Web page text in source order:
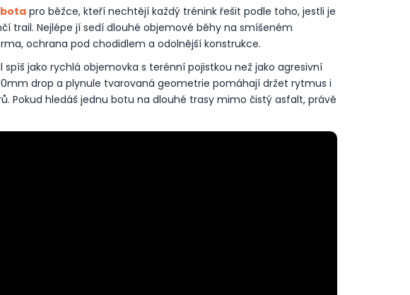
pro běžce, kteří nechtějí každý trénink řešit podle toho, jestli je
trail. Nejlépe jí sedí dlouhé objemové běhy na smíšeném
ochrana pod chodidlem a odolnější konstrukce.
jako rychlá objemovka s terénní pojistkou než jako agresivní
drop a plynule tvarovaná geometrie pomáhají držet rytmus i
Pokud hledáš jednu botu na dlouhé trasy mimo čistý asfalt, právě
Následující
BOTY CRAFT PACER 2 - ORANŽOVÁ
3 490 Kč